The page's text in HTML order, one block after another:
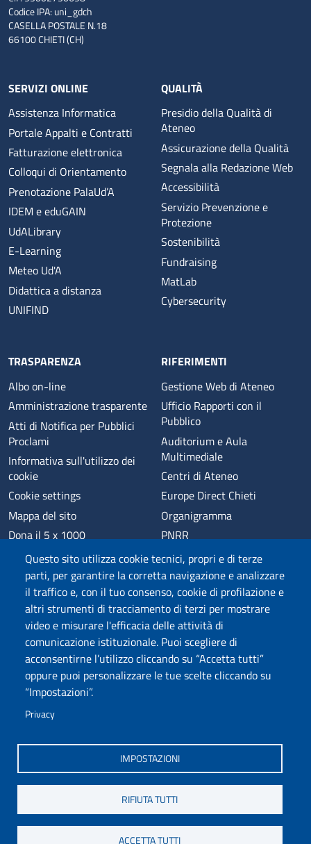
Questo sito utilizza cookie tecnici, propri e di terze
parti, per garantire la corretta navigazione e analizzare
il traffico e, con il tuo consenso, cookie di profilazione e
altri strumenti di tracciamento di terzi per mostrare
video e misurare l'efficacia delle attività di
comunicazione istituzionale. Puoi scegliere di
acconsentirne l’utilizzo cliccando su “Accetta tutti”
oppure puoi personalizzare le tue scelte cliccando su
“Impostazioni”.
Privacy
IMPOSTAZIONI
RIFIUTA TUTTI
ACCETTA TUTTI
Codice IPA: uni_gdch
CASELLA POSTALE N.18
66100 CHIETI (CH)
SERVIZI ONLINE
Assistenza Informatica
Portale Appalti e Contratti
Fatturazione elettronica
Colloqui di Orientamento
Prenotazione PalaUd’A
IDEM e eduGAIN
UdALibrary
E-Learning
Meteo Ud'A
Didattica a distanza
UNIFIND
QUALITÀ
Presidio della Qualità di
Ateneo
Assicurazione della Qualità
Segnala alla Redazione Web
Accessibilità
Servizio Prevenzione e
Protezione
Sostenibilità
Fundraising
MatLab
Cybersecurity
TRASPARENZA
Albo on-line
Amministrazione trasparente
Atti di Notifica per Pubblici
Proclami
Informativa sull'utilizzo dei
cookie
Cookie settings
Mappa del sito
Dona il 5 x 1000
Phishing
Privacy
RIFERIMENTI
Gestione Web di Ateneo
Ufficio Rapporti con il
Pubblico
Auditorium e Aula
Multimediale
Centri di Ateneo
Europe Direct Chieti
Organigramma
PNRR
Alumni
Sede di Chieti
Sede di Pescara
Credits
Wi-Fi di Ateneo
App
SPID
Whistleblowing
Coro di Ateneo
COPYRIGHT © 2024. ALL RIGHTS RESERVED - UNIVERSITÀ DEGLI STUDI
GABRIELE D'ANNUNZIO – CHIETI-PESCARA